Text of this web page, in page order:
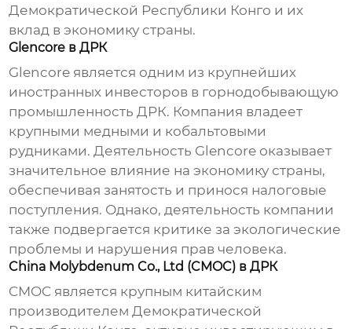
Демократической Республики Конго и их
вклад в экономику страны.
Glencore в ДРК
Glencore является одним из крупнейших
иностранных инвесторов в горнодобывающую
промышленность ДРК. Компания владеет
крупными медными и кобальтовыми
рудниками. Деятельность Glencore оказывает
значительное влияние на экономику страны,
обеспечивая занятость и принося налоговые
поступления. Однако, деятельность компании
также подвергается критике за экологические
проблемы и нарушения прав человека.
China Molybdenum Co., Ltd (CMOC) в ДРК
CMOC является крупным китайским
производителем Демократической